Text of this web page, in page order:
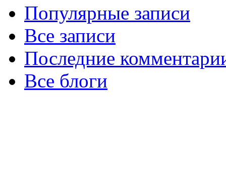
Популярные записи
Все записи
Последние
Все блоги